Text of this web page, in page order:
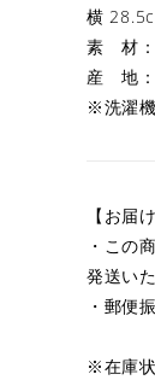
横
素 材
産 地
※洗濯
【お届
・この
発送い
・郵便
※在庫